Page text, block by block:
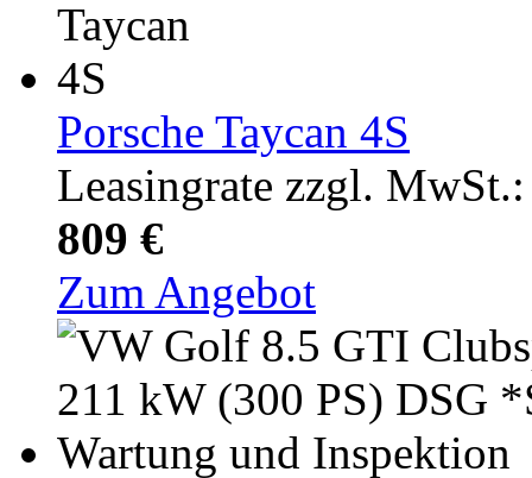
Porsche Taycan 4S
Leasingrate zzgl.
809 €
Zum Angebot